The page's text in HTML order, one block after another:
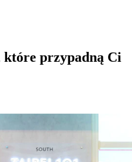
które przypadną Ci